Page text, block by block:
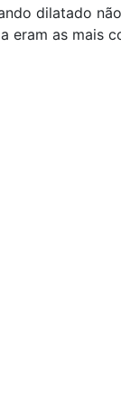
dilatado
eram as mais